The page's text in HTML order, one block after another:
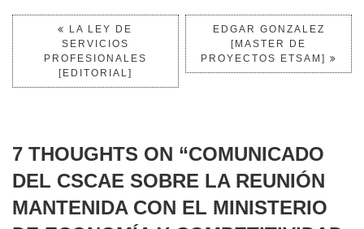
LA LEY DE
SERVICIOS
PROFESIONALES
[EDITORIAL]
EDGAR GONZALEZ
[MASTER DE
PROYECTOS ETSAM]
7 THOUGHTS ON “COMUNICADO
DEL CSCAE SOBRE LA REUNIÓN
MANTENIDA CON EL MINISTERIO